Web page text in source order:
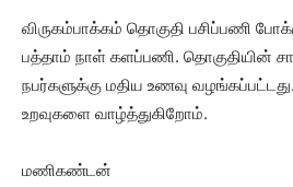
விருகம்பாக்கம் தொகுதி பசிப்பணி
பத்தாம் நாள் களப்பணி. தொகுதியின்
நபர்களுக்கு மதிய உணவு
உறவுகளை வாழ்த்துகிறோம்.
மணிகண்டன்